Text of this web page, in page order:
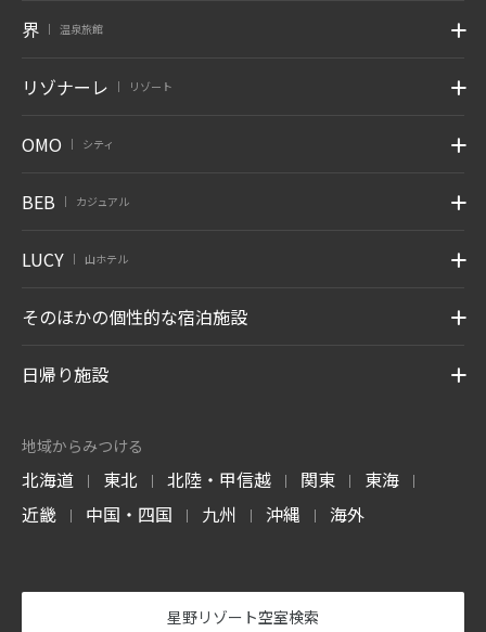
界 温泉旅館
リゾナーレ リゾート
OMO シティ
BEB カジュアル
LUCY 山ホテル
そのほかの個性的な宿泊施設
日帰り施設
地域からみつける
北海道 | 東北 | 北陸・甲信越 | 関東 | 東海 |
近畿 | 中国・四国 | 九州 | 沖縄 | 海外
星野リゾート空室検索